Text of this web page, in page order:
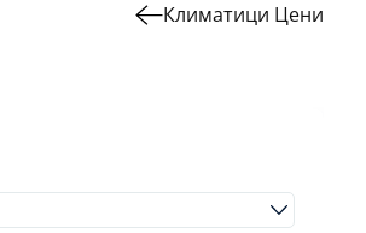
Климатици Цени